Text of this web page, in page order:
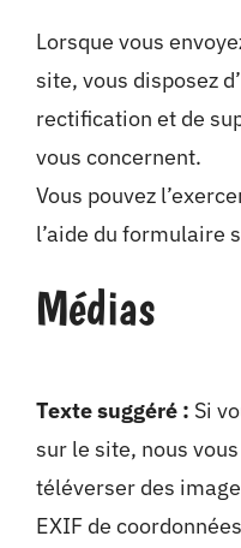
Lorsque vous
site, vous disposez
rectification et de
vous concernent.
Vous pouvez
l’aide du formulaire
Médias
Texte suggéré : Si
sur le site, nous
téléverser des
EXIF de